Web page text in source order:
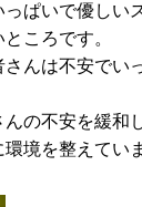
ぱいで優しい
ころです。
んは不安でい
の不安を緩和
境を整えてい